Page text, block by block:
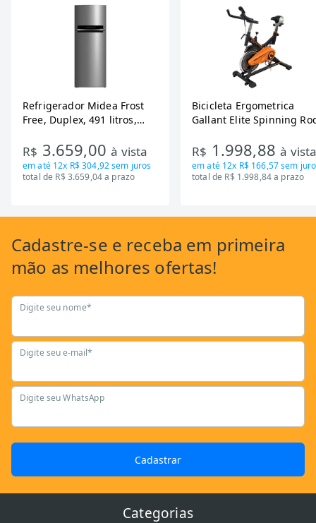
Refrigerador Midea Frost
Free, Duplex, 491 litros,
RT650EVK463)
R$ 3.659,00à vista
em até 12x R$ 304,92sem juros
total de R$ 3.659,04 a prazo
Bicicleta Ergometrica
Gallant Elite Spinning
Mecanica GSB13HBTA-PT
R$ 1.998,88à
em até 12x R$ 166,57sem
total de R$ 1.998,84 a prazo
Cadastre-se e receba em primeira
mão as melhores ofertas!
Digite seu nome*
Digite seu e-mail*
Digite seu WhatsApp
Cadastrar
Categorias